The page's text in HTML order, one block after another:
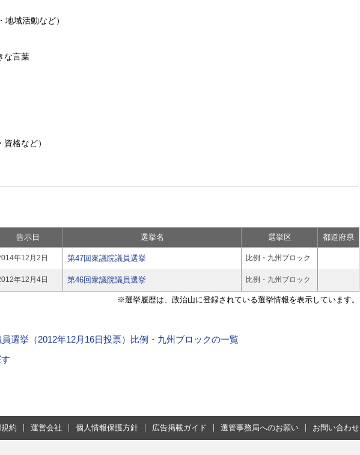
地域活動など）
な言葉
格など）
告示日 選挙名 選挙区 都道府県
年12月2日 第47回衆議院議員選挙 比例・九州ブロック
年12月4日 第46回衆議院議員選挙 比例・九州ブロック
※選挙履歴は、政治山に登録されている選挙情報を表示しています。
員選挙（2012年12月16日投票）比例・九州ブロックの一覧
約 運営会社 個人情報保護方針 広告掲載ガイド 選管事務局へのお願い お問い合わせ